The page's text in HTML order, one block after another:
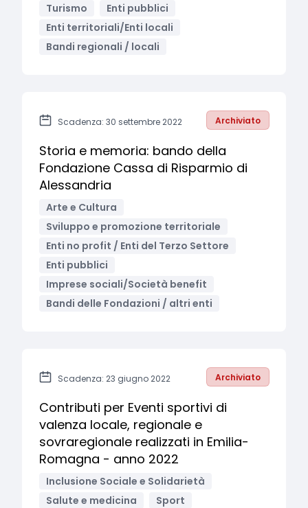
Turismo
Enti pubblici
Enti territoriali/Enti locali
Bandi regionali / locali
Scadenza: 30 settembre 2022 Archiviato
Storia e memoria: bando della
Fondazione Cassa di Risparmio di
Alessandria
Arte e Cultura
Sviluppo e promozione territoriale
Enti no profit / Enti del Terzo Settore
Enti pubblici
Imprese sociali/Società benefit
Bandi delle Fondazioni / altri enti
Scadenza: 23 giugno 2022 Archiviato
Contributi per Eventi sportivi di
valenza locale, regionale e
sovraregionale realizzati in Emilia-
Romagna - anno 2022
Inclusione Sociale e Solidarietà
Salute e medicina
Sport